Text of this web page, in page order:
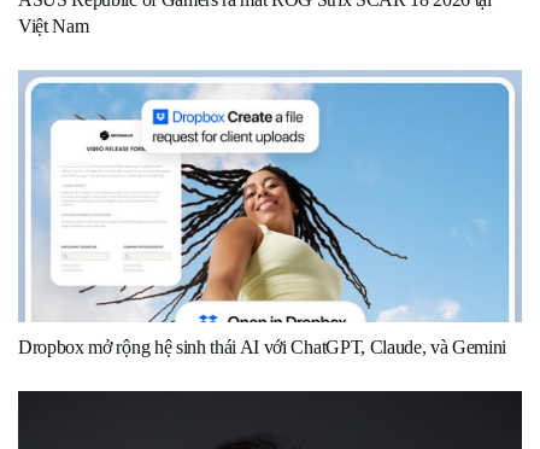
Việt Nam
Dropbox mở rộng hệ sinh thái AI với ChatGPT, Claude, và Gemini